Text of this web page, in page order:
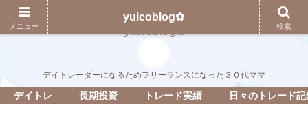
デイトレーダーになるためフリーランスになった３０代ママ
デイトレ 長期投資 トレード実績 日々のトレード
メニュー
yuicoblog✿
検索